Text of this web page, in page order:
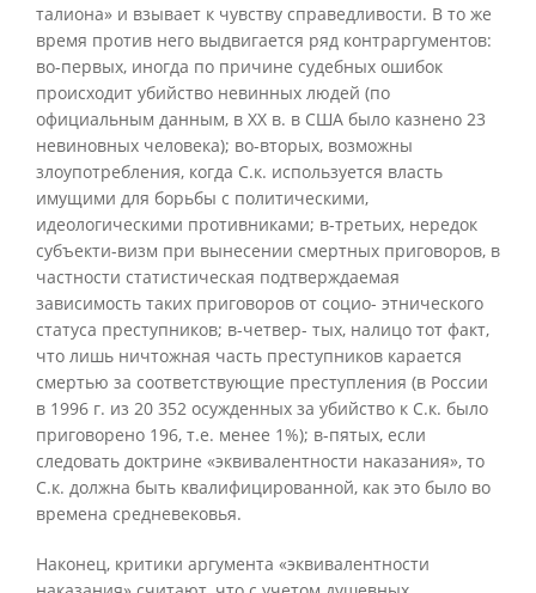
талиона» и взывает к чувству справедливости. В то же
время против него выдвигается ряд контраргументов:
во-первых, иногда по причине судебных ошибок
происходит убийство невинных людей (по
официальным данным, в XX в. в США было казнено 23
невиновных человека); во-вторых, возможны
злоупотребления, когда С.к. используется власть
имущими для борьбы с политическими,
идеологическими противниками; в-третьих, нередок
субъекти-визм при вынесении смертных приговоров, в
частности статистическая подтверждаемая
зависимость таких приговоров от социо- этнического
статуса преступников; в-четвер- тых, налицо тот факт,
что лишь ничтожная часть преступников карается
смертью за соответствующие преступления (в России
в 1996 г. из 20 352 осужденных за убийство к С.к. было
приговорено 196, т.е. менее 1%); в-пятых, если
следовать доктрине «эквивалентности наказания», то
С.к. должна быть квалифицированной, как это было во
времена средневековья.
Наконец, критики аргумента «эквивалентности